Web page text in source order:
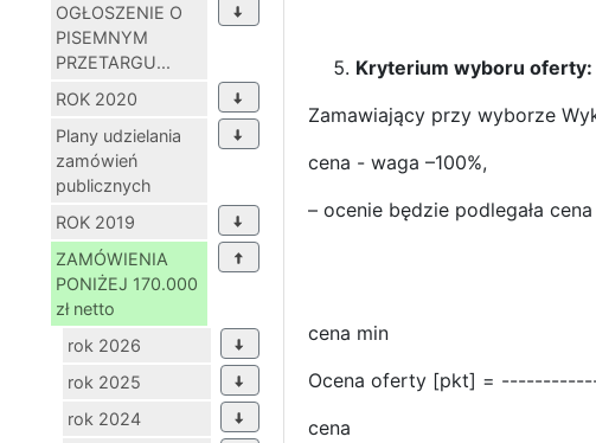
OGŁOSZENIE O
PISEMNYM
PRZETARGU...
ROK 2020
Plany udzielania
zamówień
publicznych
ROK 2019
ZAMÓWIENIA
PONIŻEJ 170.000
zł netto
rok 2026
rok 2025
rok 2024
Kryterium wyboru oferty:
Zamawiający przy wyborze
cena - waga –100%,
– ocenie będzie podlegała
cena min
Ocena oferty [pkt] =
cena